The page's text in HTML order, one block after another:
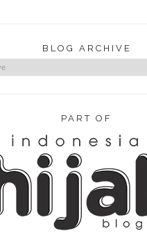
BLOG ARCHIVE
PART OF